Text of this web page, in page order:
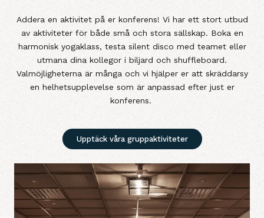
Addera en aktivitet på er konferens! Vi har ett stort utbud
av aktiviteter för både små och stora sällskap. Boka en
harmonisk yogaklass, testa silent disco med teamet eller
utmana dina kollegor i biljard och shuffleboard.
Valmöjligheterna är många och vi hjälper er att skräddarsy
en helhetsupplevelse som är anpassad efter just er
konferens.
Upptäck våra gruppaktiviteter